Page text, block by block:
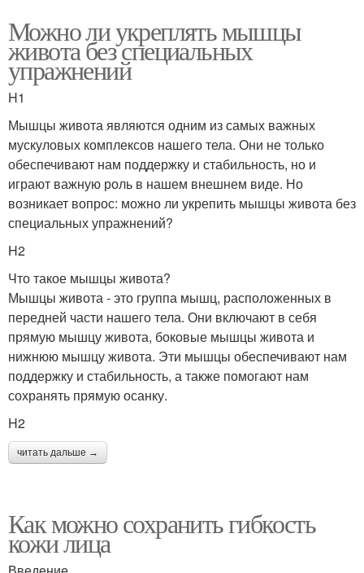
Можно ли укреплять мышцы
живота без специальных
упражнений
H1
Мышцы живота являются одним из самых важных
мускуловых комплексов нашего тела. Они не только
обеспечивают нам поддержку и стабильность, но и
играют важную роль в нашем внешнем виде. Но
возникает вопрос: можно ли укрепить мышцы живота без
специальных упражнений?
H2
Что такое мышцы живота?
Мышцы живота - это группа мышц, расположенных в
передней части нашего тела. Они включают в себя
прямую мышцу живота, боковые мышцы живота и
нижнюю мышцу живота. Эти мышцы обеспечивают нам
поддержку и стабильность, а также помогают нам
сохранять прямую осанку.
H2
читать дальше →
Как можно сохранить гибкость
кожи лица